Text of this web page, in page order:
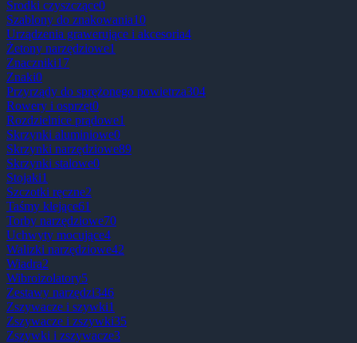
Środki czyszczące0
Szablony do znakowania10
Urządzenia grawerujące i akcesoria4
Żetony narzędziowe1
Znaczniki17
Znaki0
Przyrządy do sprężonego powietrza304
Rowery i osprzęt0
Rozdzielnice prądowe1
Skrzynki aluminiowe0
Skrzynki narzędziowe89
Skrzynki stalowe0
Stojaki1
Szczotki ręczne2
Taśmy klejące61
Torby narzędziowe70
Uchwyty mocujące4
Walizki narzędziowe42
Wiadra2
Wibroizolatory5
Zestawy narzędzi346
Zszywacze i szywki1
Zszywacze i zszywki35
Zszywki i zszywacze3